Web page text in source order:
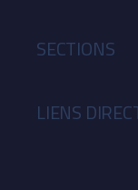
SECTIONS
LIENS